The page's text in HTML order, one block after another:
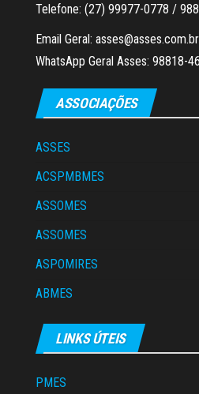
Telefone: (27) 99977-0778 /
Email Geral: asses@asses.com.br
WhatsApp Geral Asses: 98818-
ASSOCIAÇÕES
ASSES
ACSPMBMES
ASSOMES
ASSOMES
ASPOMIRES
ABMES
LINKS ÚTEIS
PMES